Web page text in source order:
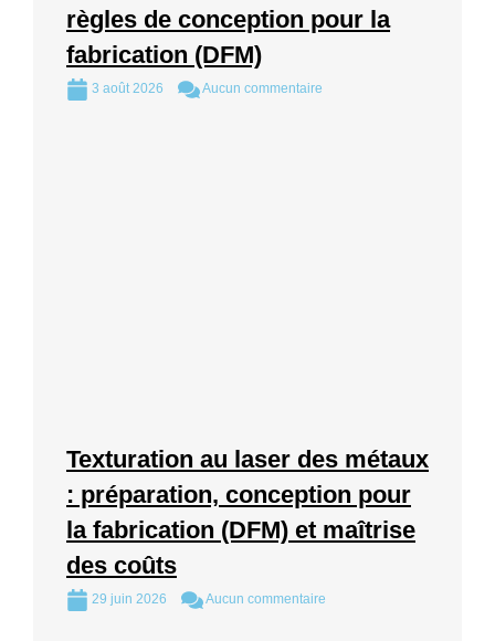
règles de conception pour la
fabrication (DFM)
3 août 2026 Aucun commentaire
Texturation au laser des métaux
: préparation, conception pour
la fabrication (DFM) et maîtrise
des coûts
29 juin 2026 Aucun commentaire